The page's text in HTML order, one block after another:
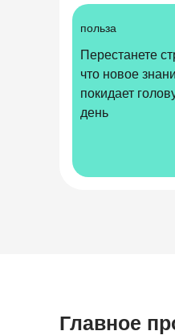
Перестанете
что новое
покидает
день
польза
Главное